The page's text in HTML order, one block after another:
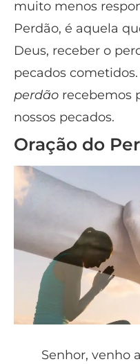
muito menos
Perdão, é aquela
Deus, receber o
pecados cometidos.
perdão recebemos
nossos pecados.
Oração do
Senhor, venho